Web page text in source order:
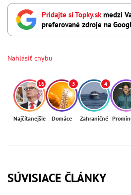
Pridajte si Topky.sk medzi
preferované zdroje na
Nahlásiť chybu
16
Najčítanejšie
3
Domáce
4
Zahraničné
SÚVISIACE ČLÁNKY